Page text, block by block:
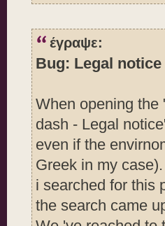
έγραψε:
Bug: Legal
When opening the
dash - Legal
even if the
Greek in my
i searched for this
the search came